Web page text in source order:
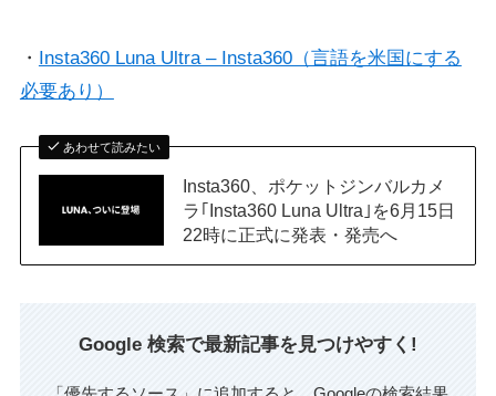
・ Insta360 Luna Ultra – Insta360（言語を米国にする
必要あり）
あわせて読みたい
Insta360、ポケットジンバルカメ
ラ｢Insta360 Luna Ultra｣を6月15日
22時に正式に発表・発売へ
Google 検索で最新記事を見つけやすく!